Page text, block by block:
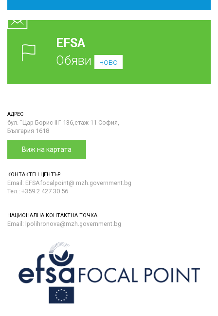
EFSA
Обяви
ново
АДРЕС
бул. "Цар Борис III" 136,етаж 11 София,
България 1618
Виж на картата
КОНТАКТЕН ЦЕНТЪР
Email: EFSAfocalpoint@ mzh.government.bg
Тел.: +359 2 427 30 56
НАЦИОНАЛНА КОНТАКТНА ТОЧКА
Email: lpolihronova@mzh.government.bg